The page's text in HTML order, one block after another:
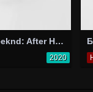
The Weeknd: After Hours
2020